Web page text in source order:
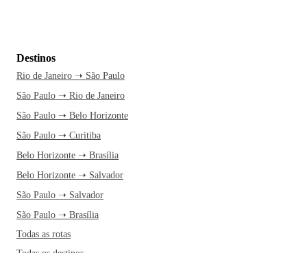
Destinos
Rio de Janeiro ➝ São Paulo
São Paulo ➝ Rio de Janeiro
São Paulo ➝ Belo Horizonte
São Paulo ➝ Curitiba
Belo Horizonte ➝ Brasília
Belo Horizonte ➝ Salvador
São Paulo ➝ Salvador
São Paulo ➝ Brasília
Todas as rotas